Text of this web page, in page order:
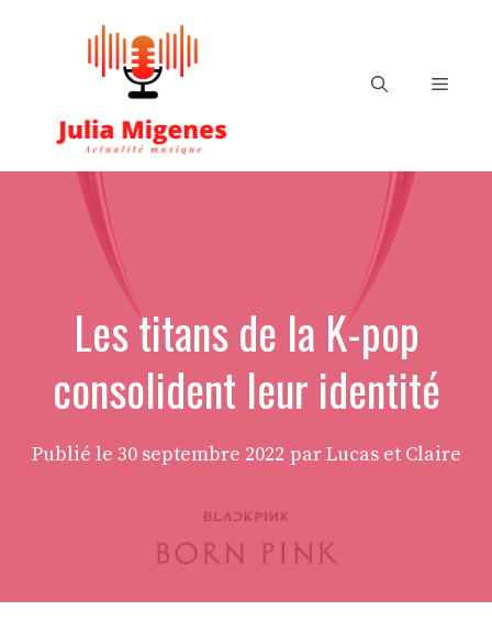
Menu
Les titans de la K-pop
consolident leur identité
Publié le 30 septembre 2022 par Lucas et Claire